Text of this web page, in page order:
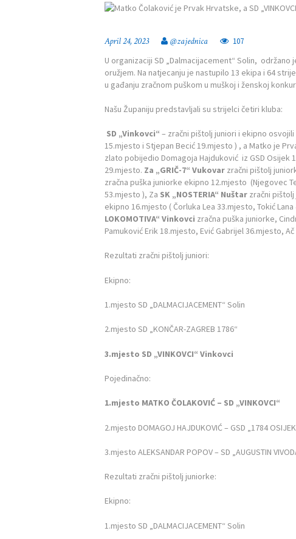
April 24, 2023 @zajednica 107
U organizaciji SD „Dalmacijacement“ Solin,
oružjem. Na natjecanju je nastupilo 13 ekipa i 64
u gađanju zračnom puškom u muškoj i ženskoj
Našu Županiju predstavljali su strijelci četiri kluba:
SD „Vinkovci“ – zračni pištolj juniori i ekipno
15.mjesto i Stjepan Becić 19.mjesto ) , a Matko je
zlato pobijedio Domagoja Hajduković iz GSD Osijek
29.mjesto. Za „GRIČ-7“ Vukovar zračni pištolj
zračna puška juniorke ekipno 12.mjesto (Njegovec
53.mjesto ), Za SK „NOSTERIA“ Nuštar zračni
ekipno 16.mjesto ( Čorluka Lea 33.mjesto, Tokić
LOKOMOTIVA“ Vinkovci zračna puška juniorke,
Pamuković Erik 18.mjesto, Ević Gabrijel 36.mjesto,
Rezultati zračni pištolj juniori:
Ekipno:
1.mjesto SD „DALMACIJACEMENT“ Solin
2.mjesto SD „KONČAR-ZAGREB 1786“
3.mjesto SD „VINKOVCI“ Vinkovci
Pojedinačno:
1.mjesto MATKO ČOLAKOVIĆ – SD
2.mjesto DOMAGOJ HAJDUKOVIĆ – GSD „1784
3.mjesto ALEKSANDAR POPOV – SD „AUGUSTIN
Rezultati zračni pištolj juniorke:
Ekipno:
1.mjesto SD „DALMACIJACEMENT“ Solin